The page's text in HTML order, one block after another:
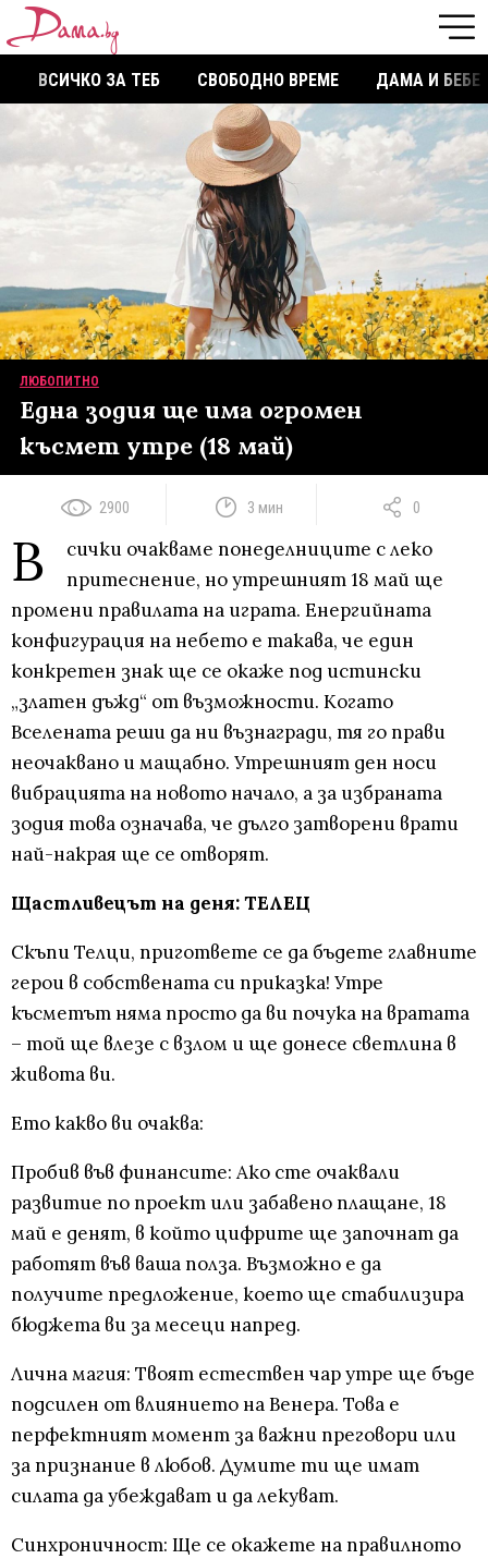
ВСИЧКО ЗА ТЕБ СВОБОДНО ВРЕМЕ ДАМА И БЕБЕ
ЛЮБОПИТНО
Една зодия ще има огромен
късмет утре (18 май)
2900 3 мин 0
В
сички очакваме понеделниците с леко
притеснение, но утрешният 18 май ще
промени правилата на играта. Енергийната
конфигурация на небето е такава, че един
конкретен знак ще се окаже под истински
„златен дъжд“ от възможности. Когато
Вселената реши да ни възнагради, тя го прави
неочаквано и мащабно. Утрешният ден носи
вибрацията на новото начало, а за избраната
зодия това означава, че дълго затворени врати
най-накрая ще се отворят.
Щастливецът на деня: ТЕЛЕЦ
Скъпи Телци, пригответе се да бъдете главните
герои в собствената си приказка! Утре
късметът няма просто да ви почука на вратата
– той ще влезе с взлом и ще донесе светлина в
живота ви.
Ето какво ви очаква:
Пробив във финансите: Ако сте очаквали
развитие по проект или забавено плащане, 18
май е денят, в който цифрите ще започнат да
работят във ваша полза. Възможно е да
получите предложение, което ще стабилизира
бюджета ви за месеци напред.
Лична магия: Твоят естествен чар утре ще бъде
подсилен от влиянието на Венера. Това е
перфектният момент за важни преговори или
за признание в любов. Думите ти ще имат
силата да убеждават и да лекуват.
Синхроничност: Ще се окажете на правилното